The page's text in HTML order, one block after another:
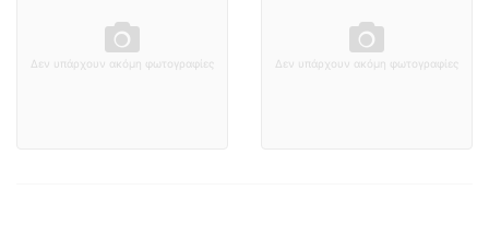
Δεν υπάρχουν ακόμη φωτογραφίες Δεν υπάρχουν ακόμη φωτογραφίες